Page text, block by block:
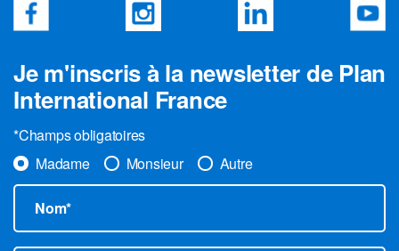
Je m'inscris à la newsletter de Plan
International France
*Champs obligatoires
Madame
Monsieur Autre
Nom*